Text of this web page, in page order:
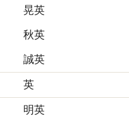
晃英
秋英
誠英
英
明英